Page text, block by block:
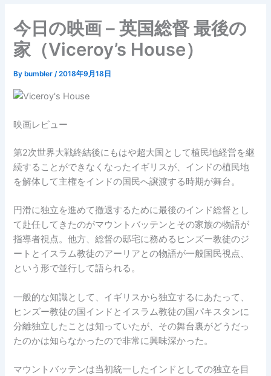
今日の映画 – 英国総督 最後の
家（Viceroy’s House）
By bumbler/2018年9月18日
映画レビュー
第2次世界大戦終結後にもはや超大国として植民地経営を継
続することができなくなったイギリスが、インドの植民地
を解体して主権をインドの国民へ譲渡する時期が舞台。
円滑に独立を進めて撤退するために最後のインド総督とし
て赴任してきたのがマウントバッテンとその家族の物語が
指導者視点。他方、総督の邸宅に務めるヒンズー教徒のジ
ートとイスラム教徒のアーリアとの物語が一般国民視点、
という形で並行して語られる。
一般的な知識として、イギリスから独立するにあたって、
ヒンズー教徒の国インドとイスラム教徒の国パキスタンに
分離独立したことは知っていたが、その舞台裏がどうだっ
たのかは知らなかったので非常に興味深かった。
マウントバッテンは当初統一したインドとしての独立を目